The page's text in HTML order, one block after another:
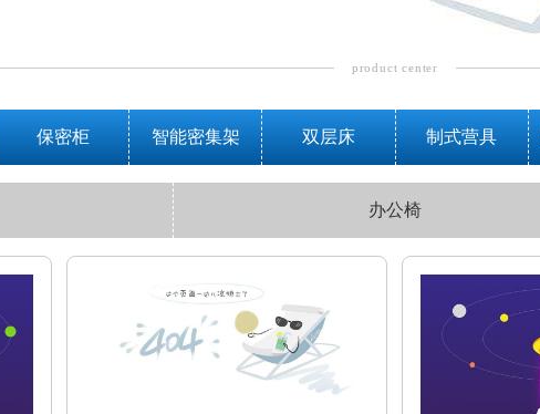
product center
保密柜 智能密集架 双层床 制式营具
办公椅